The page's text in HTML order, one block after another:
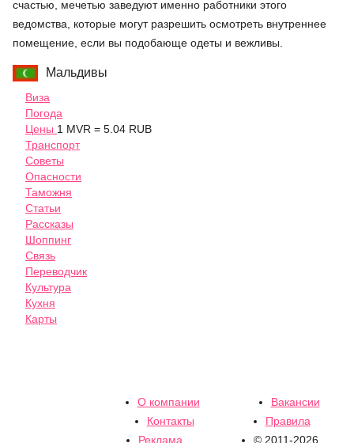
счастью, мечетью заведуют именно работники этого
ведомства, которые могут разрешить осмотреть внутреннее
помещение, если вы подобающе одеты и вежливы.
Мальдивы
Виза
Погода
Цены 1 MVR = 5.04 RUB
Транспорт
Советы
Опасности
Таможня
Статьи
Рассказы
Шоппинг
Связь
Переводчик
Культура
Кухня
Карты
О компании
Вакансии
Контакты
Правила
Реклама
© 2011-2026